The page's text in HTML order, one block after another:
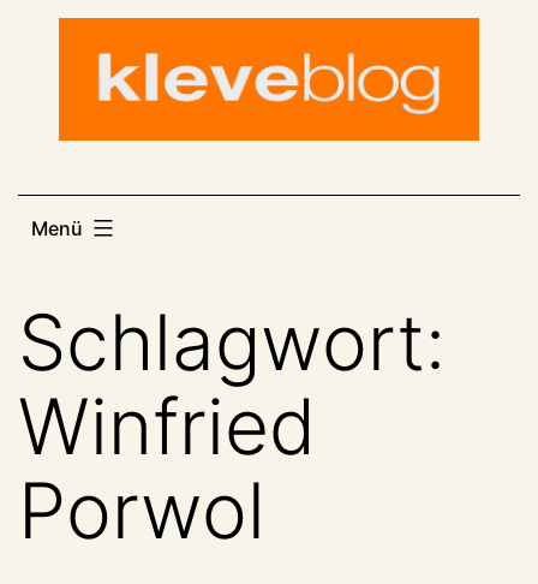
Menü
Schlagwort:
Winfried
Porwol